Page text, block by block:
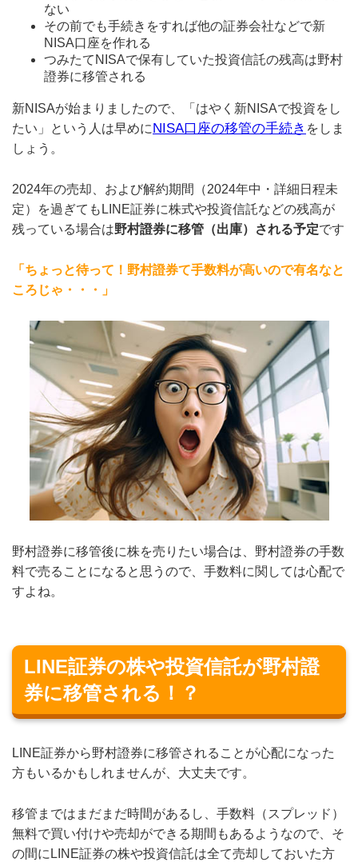
ない
その前でも手続きをすれば他の証券会社などで新
NISA口座を作れる
つみたてNISAで保有していた投資信託の残高は野村
證券に移管される
新NISAが始まりましたので、「はやく新NISAで投資をし
たい」という人は早めにNISA口座の移管の手続き をしま
しょう。
2024年の売却、および解約期間（2024年中・詳細日程未
定）を過ぎてもLINE証券に株式や投資信託などの残高が
残っている場合は野村證券に移管（出庫）される予定です
「ちょっと待って！野村證券て手数料が高いので有名なと
ころじゃ・・・」
野村證券に移管後に株を売りたい場合は、野村證券の手数
料で売ることになると思うので、手数料に関しては心配で
すよね。
LINE証券の株や投資信託が野村證
券に移管される！？
LINE証券から野村證券に移管されることが心配になった
方もいるかもしれませんが、大丈夫です。
移管まではまだまだ時間があるし、手数料（スプレッド）
無料で買い付けや売却ができる期間もあるようなので、そ
の間にLINE証券の株や投資信託は全て売却しておいた方